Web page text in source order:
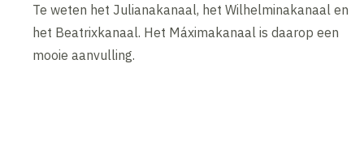
Te weten het Julianakanaal, het Wilhelminakanaal en
het Beatrixkanaal. Het Máximakanaal is daarop een
mooie aanvulling.